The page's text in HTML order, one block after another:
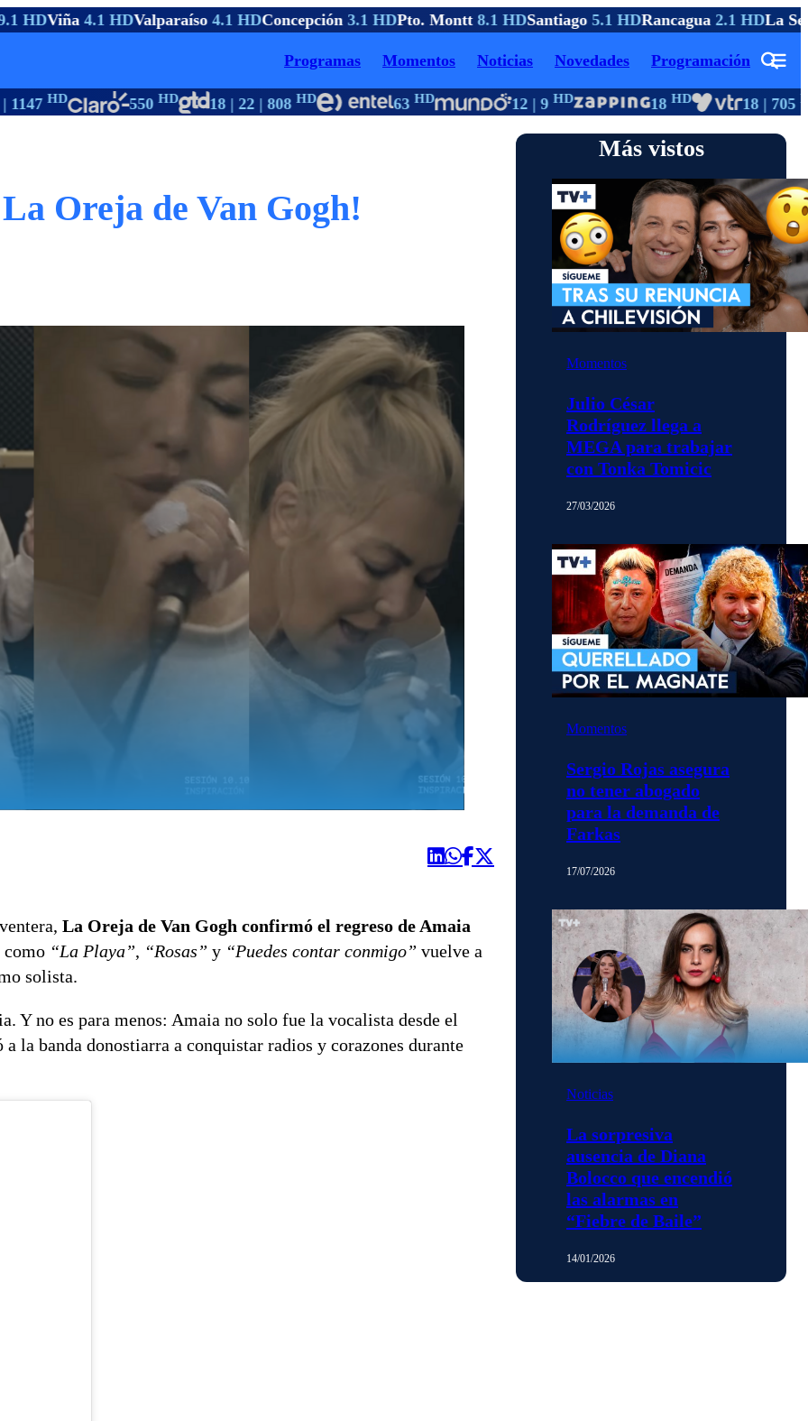
HDViña4.1 HDValparaíso4.1 HDConcepción3.1 HDPto. Montt8.1 HDSantiago5.1 HDRancagua2.1 HDLa
Programas Momentos Noticias Novedades Programación
HD 550HD 18 | 22 | 808HD 63HD 12 | 9 HD 18HD 18 | 705HD
Oreja de Van Gogh!
La Oreja de Van Gogh confirmó el regreso de Amaia
como “La Playa”, “Rosas” y “Puedes contar conmigo” vuelve a
solista.
Y no es para menos: Amaia no solo fue la vocalista desde el
la banda donostiarra a conquistar radios y corazones durante
Más vistos
Momentos
Julio César
Rodríguez llega a
MEGA para trabajar
con Tonka Tomicic
27/03/2026
Momentos
Sergio Rojas asegura
no tener abogado
para la demanda de
Farkas
17/07/2026
Noticias
La sorpresiva
ausencia de Diana
Bolocco que encendió
las alarmas en
“Fiebre de Baile”
14/01/2026